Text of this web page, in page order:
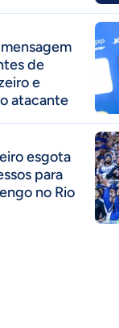
de
e
atacante
esgota
para
no Rio